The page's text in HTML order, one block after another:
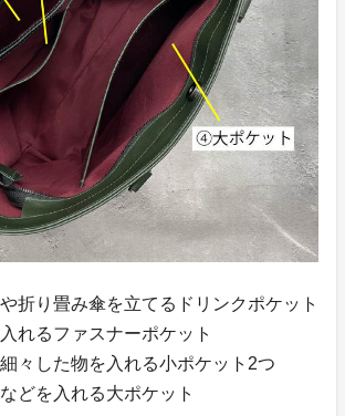
折り畳み傘を立てるドリンクポケット
れるファスナーポケット
々した物を入れる小ポケット2つ
どを入れる大ポケット